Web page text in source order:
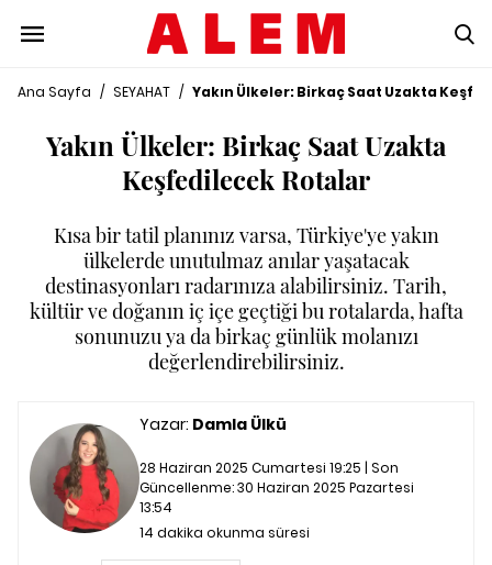
Ana Sayfa / SEYAHAT / Yakın Ülkeler: Birkaç Saat Uzakta
Yakın Ülkeler: Birkaç Saat Uzakta
Keşfedilecek Rotalar
Kısa bir tatil planınız varsa, Türkiye'ye yakın
ülkelerde unutulmaz anılar yaşatacak
destinasyonları radarınıza alabilirsiniz. Tarih,
kültür ve doğanın iç içe geçtiği bu rotalarda, hafta
sonunuzu ya da birkaç günlük molanızı
değerlendirebilirsiniz.
Yazar: Damla Ülkü
28 Haziran 2025 Cumartesi 19:25 | Son
Güncellenme:30 Haziran 2025 Pazartesi
13:54
14 dakika okunma süresi